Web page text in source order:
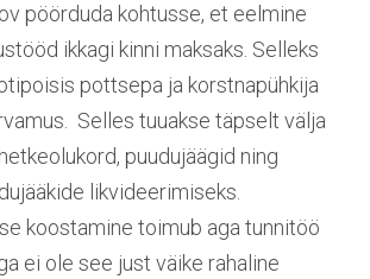
pöörduda kohtusse, et eelmine
ikkagi kinni maksaks. Selleks
pottsepa ja korstnapühkija
Selles tuuakse täpselt välja
puudujäägid ning
likvideerimiseks.
koostamine toimub aga tunnitöö
ei ole see just väike rahaline